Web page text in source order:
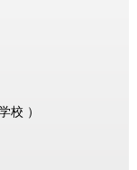
校 ）